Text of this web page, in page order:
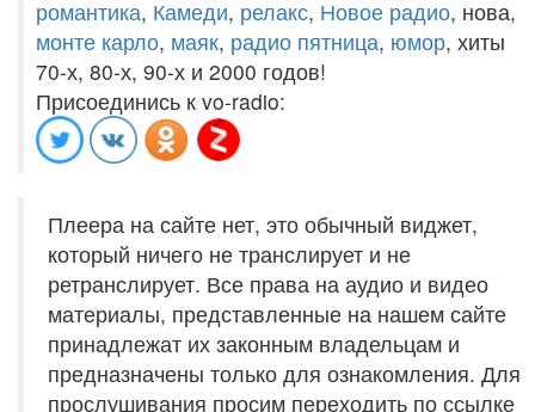
романтика, Камеди, релакс, Новое радио, нова,
монте карло, маяк, радио пятница, юмор, хиты
70-х, 80-х, 90-х и 2000 годов!
Присоединись к vo-radio:
Плеера на сайте нет, это обычный виджет,
который ничего не транслирует и не
ретранслирует. Все права на аудио и видео
материалы, представленные на нашем сайте
принадлежат их законным владельцам и
предназначены только для ознакомления. Для
прослушивания просим переходить по ссылке